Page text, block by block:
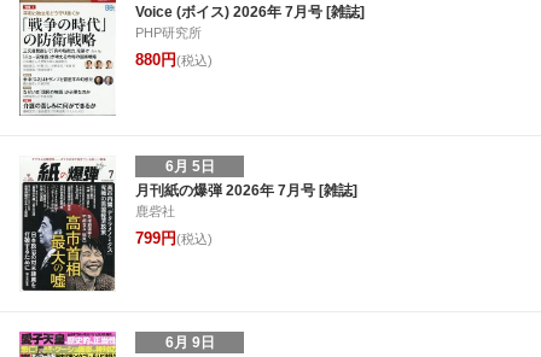
Voice (ボイス) 2026年 7月号 [雑誌]
PHP研究所
880円(税込)
6月 5日
月刊紙の爆弾 2026年 7月号 [雑誌]
鹿砦社
799円(税込)
6月 9日